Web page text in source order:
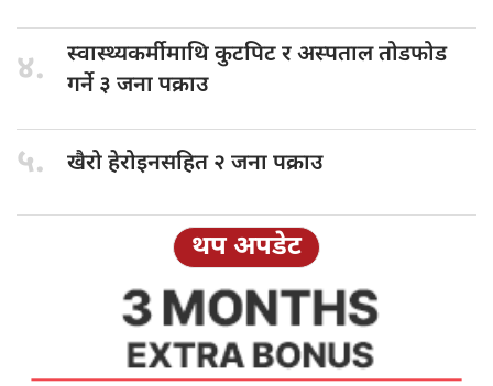
४. स्वास्थ्यकर्मीमाथि कुटपिटर अस्पताल तोडफोड
गर्ने ३ जना पक्राउ
५. खैरो हेरोइनसहित२ जना पक्राउ
थप अपडेट